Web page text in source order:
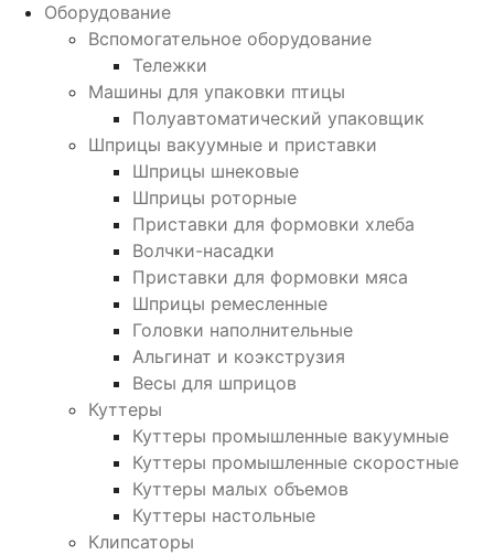
Оборудование
Вспомогательное оборудование
Тележки
Машины для упаковки птицы
Полуавтоматический упаковщик
Шприцы вакуумные и приставки
Шприцы шнековые
Шприцы роторные
Приставки для формовки хлеба
Волчки-насадки
Приставки для формовки мяса
Шприцы ремесленные
Головки наполнительные
Альгинат и коэкструзия
Весы для шприцов
Куттеры
Куттеры промышленные вакуумные
Куттеры промышленные скоростные
Куттеры малых объемов
Куттеры настольные
Клипсаторы